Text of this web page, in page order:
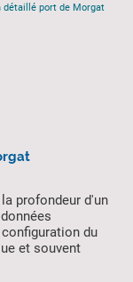
détaillé port de Morgat
profondeur d'un
du
et souvent